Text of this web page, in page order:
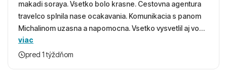
makadi soraya. Vsetko bolo krasne. Cestovna agentura
travelco splnila nase ocakavania. Komunikacia s panom
Michalinom uzasna a napomocna. Vsetko vysvetlil aj vo
vecernych hodinach zaco sa ospravedlnujem. Hotel
krasny, cisty. Sluzby top. Strava, prostredie, more,
viac
pred 1 týždňom